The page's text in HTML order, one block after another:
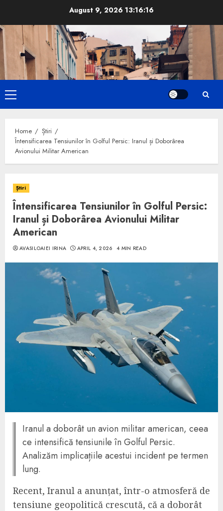
content
August 9, 202613:16:17
Primary
Menu
Home
Știri
Întensificarea Tensiunilor în Golful Persic: Iranul și Doborârea
Avionului Militar American
Știri
Întensificarea Tensiunilor în Golful Persic:
Iranul și Doborârea Avionului Militar
American
AVASILOAIEI IRINA APRIL 4, 2026 4 MIN READ
Iranul a doborât un avion militar american, ceea
ce intensifică tensiunile în Golful Persic.
Analizăm implicațiile acestui incident pe termen
lung.
Recent, Iranul a anunțat, într-o atmosferă de
tensiune geopolitică crescută, că a doborât